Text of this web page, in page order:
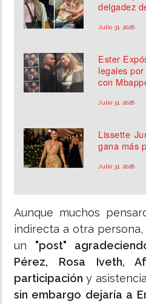
delgadez
Julio 31, 2026
Ester
legales
con
Julio 31, 2026
Lissette
gana más
Julio 31, 2026
Aunque muchos
indirecta a otra
un "post"
Pérez, Rosa Iveth,
participación y
sin embargo dejaría a